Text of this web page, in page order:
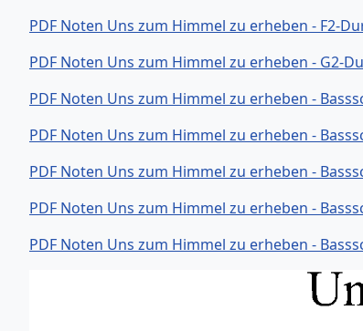
PDF Noten Uns zum Himmel zu erheben - F2-
PDF Noten Uns zum Himmel zu erheben - G2-
PDF Noten Uns zum Himmel zu erheben -
PDF Noten Uns zum Himmel zu erheben -
PDF Noten Uns zum Himmel zu erheben -
PDF Noten Uns zum Himmel zu erheben -
PDF Noten Uns zum Himmel zu erheben -